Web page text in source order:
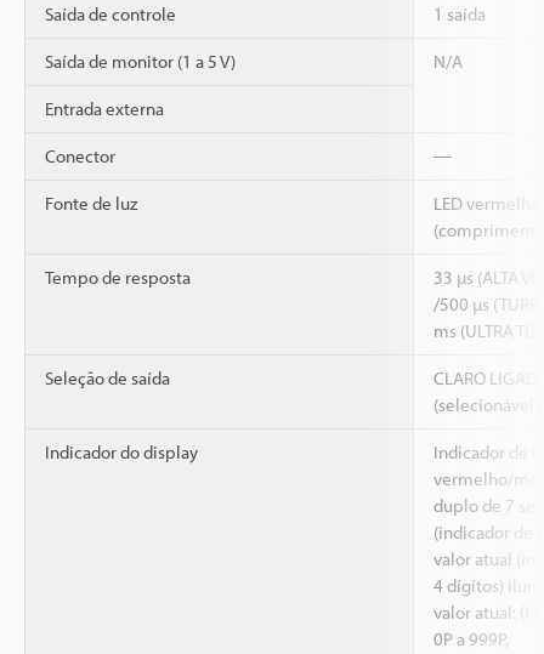
Saída de controle 1 saída
Saída de monitor (1 a 5 V) N/A
Entrada externa
Conector ―
Fonte de luz
LED
Tempo de resposta
33 µs (ALTA
/500 µs
ms (ULTRA
Seleção de saída
CLARO
(selecionável
Indicador do display
Indicador de
vermelho/
duplo de 7
(indicador de
valor atual
4 dígitos)
valor atual: 0
0P a 999P,